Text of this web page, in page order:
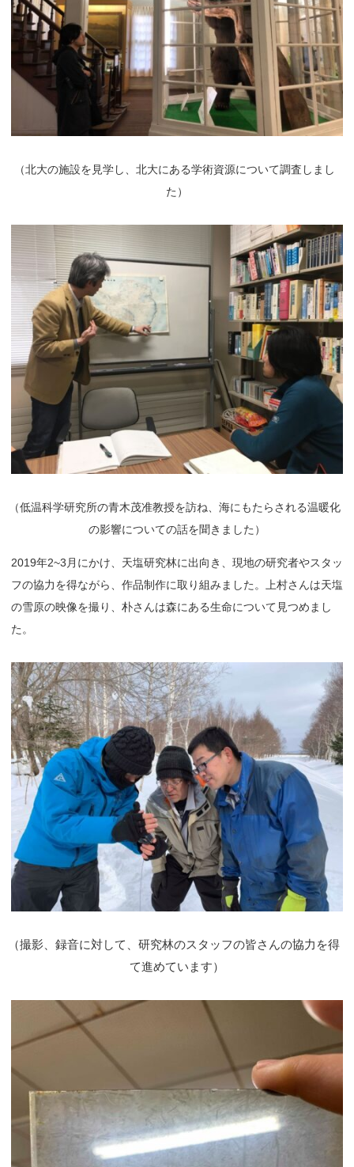
（北大の施設を見学し、北大にある学術資源について調査しまし
た）
（低温科学研究所の青木茂准教授を訪ね、海にもたらされる温暖化
の影響についての話を聞きました）
2019年2~3月にかけ、天塩研究林に出向き、現地の研究者やスタッ
フの協力を得ながら、作品制作に取り組みました。上村さんは天塩
の雪原の映像を撮り、朴さんは森にある生命について見つめまし
た。
（撮影、録音に対して、研究林のスタッフの皆さんの協力を得
て進めています）